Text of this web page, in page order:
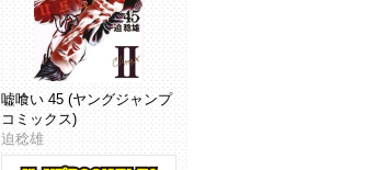
嘘喰い 45 (ヤングジャンプ
コミックス)
迫稔雄